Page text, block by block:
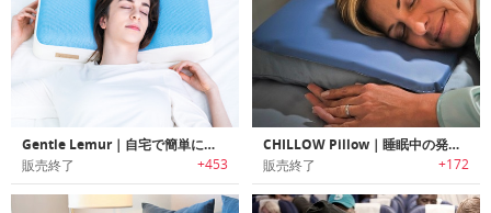
Gentle Lemur｜自宅で簡単に洗えるメモリフォームピロー「ジェントルリマー」
販売終了 +453
CHILLOW Pillow｜睡眠中の発汗を抑える枕用クーリングパッド
販売終了 +172